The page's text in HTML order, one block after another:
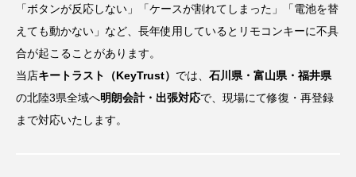
「ボタンが反応しない」「ケースが割れてしまった」「電池を替
えても動かない」など、長年使用しているとリモコンキーに不具
合が起こることがあります。
当店キートラスト（KeyTrust） では、 石川県・富山県・福井県
の北陸3県全域へ明朗会計・出張対応で、現場にて修復・再登録
まで対応いたします。